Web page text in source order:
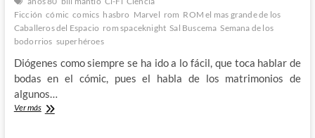
Caballeros
Espacio
Ficción cómic comics hasbro Marvel rom ROM el mas grande de los
Caballeros del Espacio rom spaceknight Sal Buscema Semana de los
bodorrios superhéroes
Diógenes como siempre se ha ido a lo fácil, que toca hablar de
bodas en el cómic, pues el habla de los matrimonios de
algunos…
Ver másCuando